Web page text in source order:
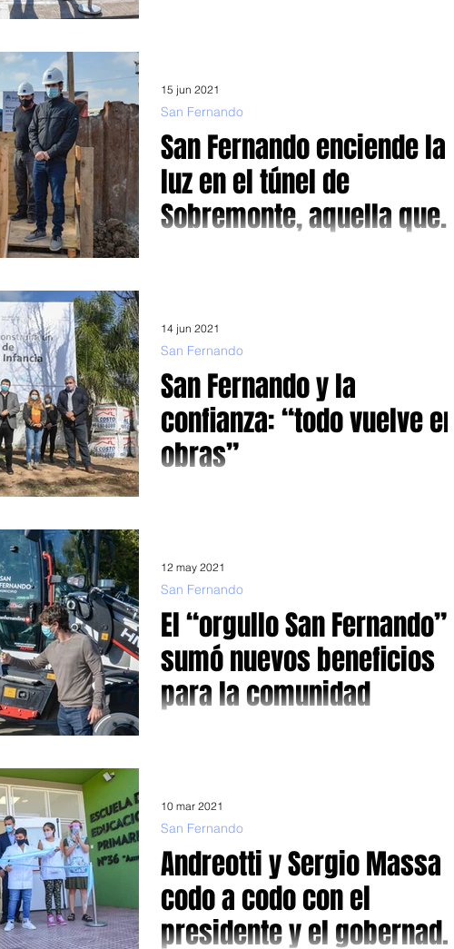
San Fernando enciende la
luz en el túnel de
Sobremonte, aquella que
San Fernando
15 jun 2021
San Fernando y la
confianza: “todo vuelve en
obras”
San Fernando
14 jun 2021
El “orgullo San Fernando”
sumó nuevos beneficios
para la comunidad
San Fernando
12 may 2021
Andreotti y Sergio Massa
codo a codo con el
presidente y el gobernador
San Fernando
10 mar 2021